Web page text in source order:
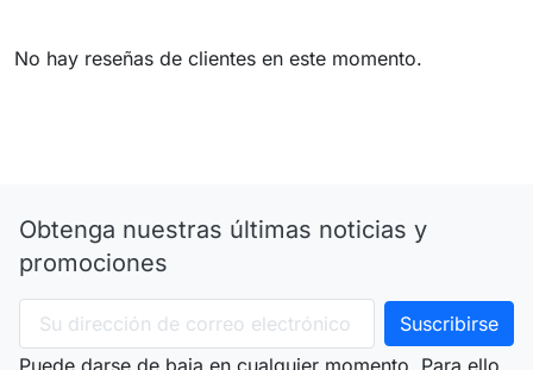
No hay reseñas de clientes en este momento.
Obtenga nuestras últimas noticias y
promociones